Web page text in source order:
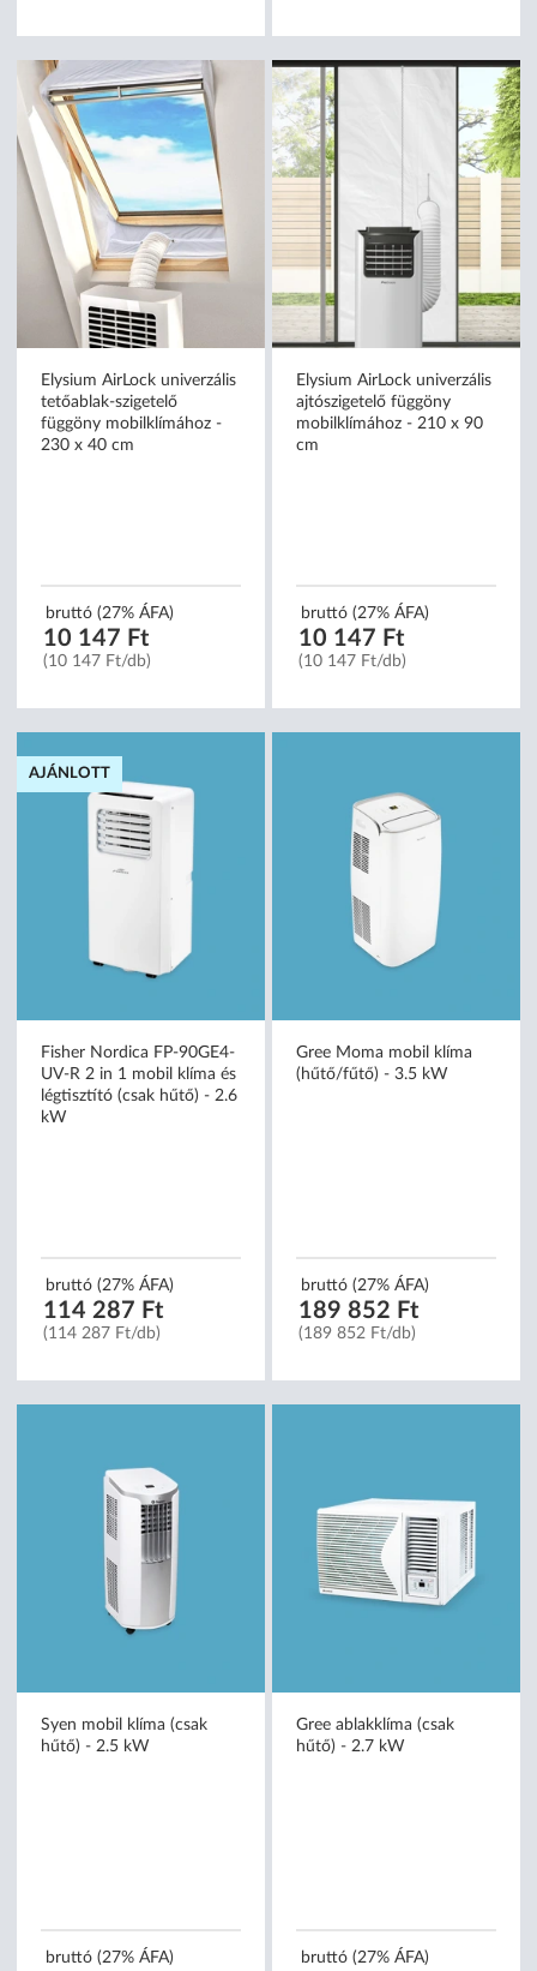
Elysium AirLock univerzális
tetőablak-szigetelő
függöny mobilklímához -
230 x 40 cm
bruttó (27% ÁFA)
10 147 Ft
(10 147 Ft/db)
Elysium AirLock univerzális
ajtószigetelő függöny
mobilklímához - 210 x 90
cm
bruttó (27% ÁFA)
10 147 Ft
(10 147 Ft/db)
AJÁNLOTT
Fisher Nordica FP-90GE4-
UV-R 2 in 1 mobil klíma és
légtisztító (csak hűtő) - 2.6
kW
bruttó (27% ÁFA)
114 287 Ft
(114 287 Ft/db)
Gree Moma mobil klíma
(hűtő/fűtő) - 3.5 kW
bruttó (27% ÁFA)
189 852 Ft
(189 852 Ft/db)
Syen mobil klíma (csak
hűtő) - 2.5 kW
bruttó (27% ÁFA)
Gree ablakklíma (csak
hűtő) - 2.7 kW
bruttó (27% ÁFA)